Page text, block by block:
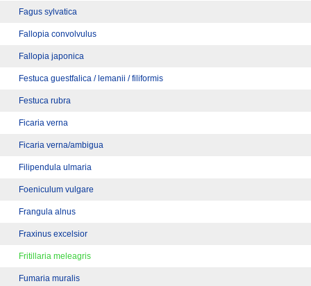
Fagus sylvatica
Fallopia convolvulus
Fallopia japonica
Festuca guestfalica / lemanii / filiformis
Festuca rubra
Ficaria verna
Ficaria verna/ambigua
Filipendula ulmaria
Foeniculum vulgare
Frangula alnus
Fraxinus excelsior
Fritillaria meleagris
Fumaria muralis